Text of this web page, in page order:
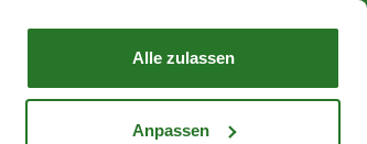
Alle zulassen
Anpassen
Mein KontoStandorte
WARENKORB